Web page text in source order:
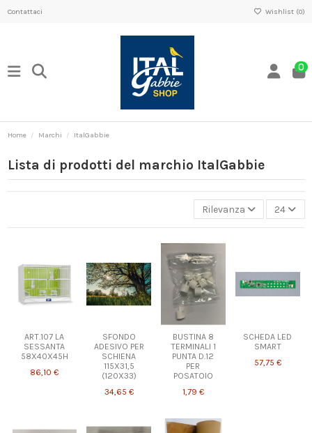
Contattaci Wishlist (0)
0
Home Marchi ItalGabbie
Lista di prodotti del marchio ItalGabbie
Rilevanza 24
ART.107 LA
SESSANTA
58X40X45H
86,10 €
SFONDO
ADESIVO PER
SCHIENA
115X31,5
(120X33)
34,65 €
BUSTINA 8
TERMINALI 1
PUNTA D.12
PER
POSATOIO
1,79 €
SCHEDA LED
SMART
57,75 €